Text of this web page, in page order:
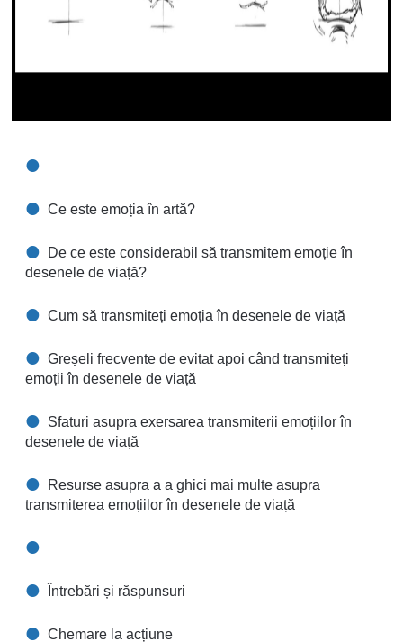
Ce este emoția în artă?
De ce este considerabil să transmitem emoție în
desenele de viață?
Cum să transmiteți emoția în desenele de viață
Greșeli frecvente de evitat apoi când transmiteți
emoții în desenele de viață
Sfaturi asupra exersarea transmiterii emoțiilor în
desenele de viață
Resurse asupra a a ghici mai multe asupra
transmiterea emoțiilor în desenele de viață
Întrebări și răspunsuri
Chemare la acțiune